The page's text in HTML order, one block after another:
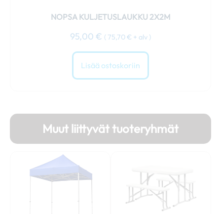
NOPSA KULJETUSLAUKKU 2X2M
95,00 € (75,70 € + alv )
Lisää ostoskoriin
Muut liittyvät tuoteryhmät